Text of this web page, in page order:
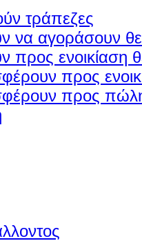
τράπεζες
να αγοράσουν
προς ενοικίαση
προς
προς